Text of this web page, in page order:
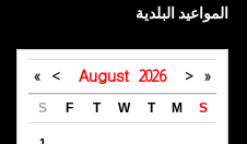
المواعيد البلدية
«
<
August 2026
>
»
S
M
T
W
T
F
S